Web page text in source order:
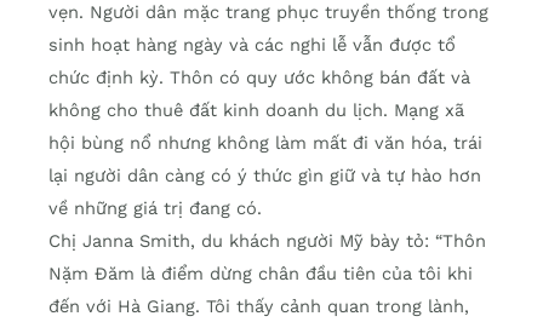
vẹn. Người dân mặc trang phục truyền thống trong
sinh hoạt hàng ngày và các nghi lễ vẫn được tổ
chức định kỳ. Thôn có quy ước không bán đất và
không cho thuê đất kinh doanh du lịch. Mạng xã
hội bùng nổ nhưng không làm mất đi văn hóa, trái
lại người dân càng có ý thức gìn giữ và tự hào hơn
về những giá trị đang có.
Chị Janna Smith, du khách người Mỹ bày tỏ: “Thôn
Nặm Đăm là điểm dừng chân đầu tiên của tôi khi
đến với Hà Giang. Tôi thấy cảnh quan trong lành,